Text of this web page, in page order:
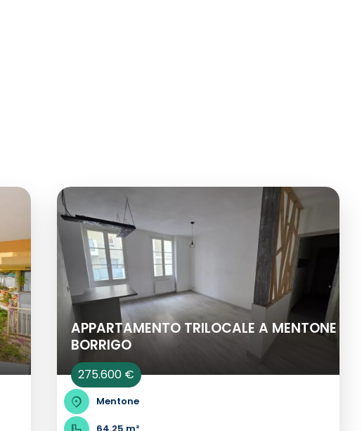
APPARTAMENTO TRILOCALE A MENTONE
BORRIGO
275.600 €
Mentone